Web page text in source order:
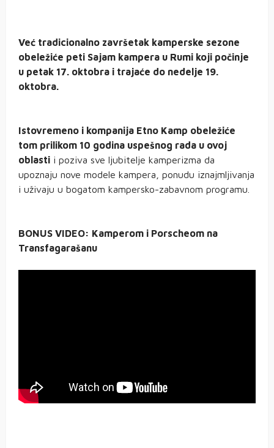
Već tradicionalno završetak kamperske sezone
obeležiće peti Sajam kampera u Rumi koji počinje
u petak 17. oktobra i trajaće do nedelje 19.
oktobra.
Istovremeno i kompanija Etno Kamp obeležiće
tom prilikom 10 godina uspešnog rada u ovoj
oblasti i poziva sve ljubitelje kamperizma da
upoznaju nove modele kampera, ponudu iznajmljivanja
i uživaju u bogatom kampersko-zabavnom programu.
BONUS VIDEO: Kamperom i Porscheom na
Transfagarašanu